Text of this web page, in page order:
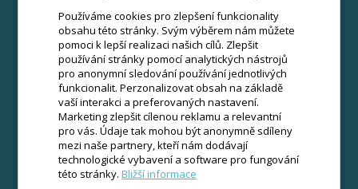
Přečtěte si více v našem blogu
Používáme cookies pro zlepšení funkcionality
obsahu této stránky. Svým výběrem nám můžete
pomoci k lepší realizaci našich cílů. Zlepšit
používání stránky pomocí analytických nástrojů
pro anonymní sledování používání jednotlivých
funkcionalit. Perzonalizovat obsah na základě
vaší interakci a preferovaných nastavení.
Marketing zlepšit cílenou reklamu a relevantní
pro vás. Údaje tak mohou být anonymně sdíleny
mezi naše partnery, kteří nám dodávají
technologické vybavení a software pro fungování
této stránky.Bližší informace